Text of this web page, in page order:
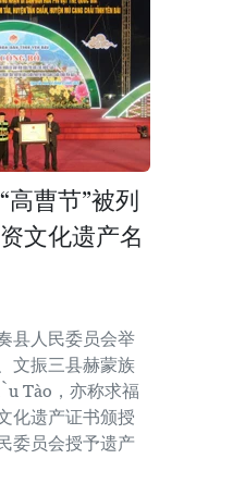
曹节”被列
文化遗产名
县人民委员会举
文振三县赫蒙族
Tào，亦称求福
化遗产证书颁授
委员会授予遗产